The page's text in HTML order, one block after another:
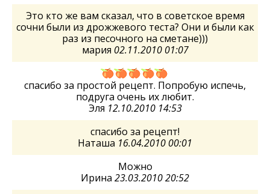
Это кто же вам сказал, что в советское время
сочни были из дрожжевого теста? Они и были как
раз из песочного на сметане)))
мария 02.11.2010 01:07
спасибо за простой рецепт. Попробую испечь,
подруга очень их любит.
Эля 12.10.2010 14:53
спасибо за рецепт!
Наташа 16.04.2010 00:01
Можно
Ирина 23.03.2010 20:52